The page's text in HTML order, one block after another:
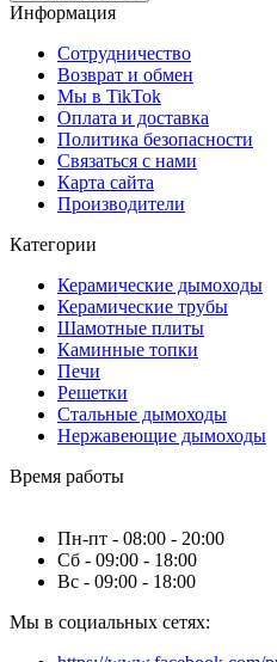
Информация
Cотрудничество
Возврат и обмен
Мы в TikTok
Оплата и доставка
Политика безопасности
Связаться с нами
Карта сайта
Производители
Категории
Керамические дымоходы
Керамические трубы
Шамотные плиты
Каминные топки
Печи
Решетки
Стальные дымоходы
Нержавеющие дымоходы
Время работы
Пн-пт - 08:00 - 20:00
Сб - 09:00 - 18:00
Вс - 09:00 - 18:00
Мы в социальных сетях: